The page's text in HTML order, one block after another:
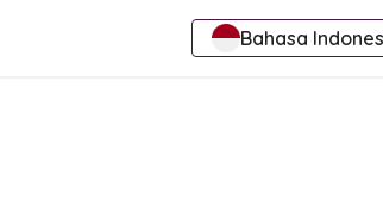
Bahasa